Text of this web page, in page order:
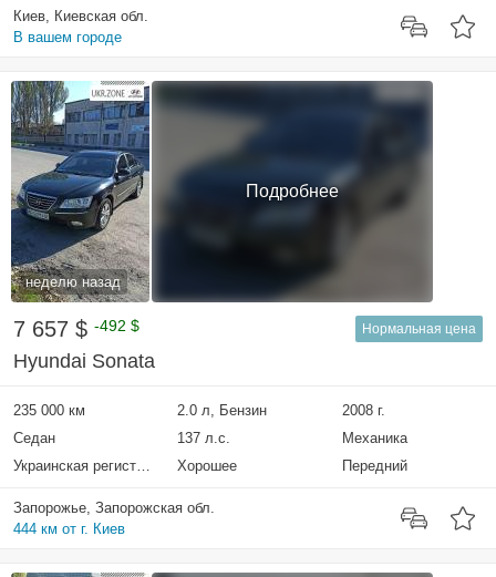
Киев, Киевская обл.
В вашем городе
неделю назад
Подробнее
7 657 $ -492 $ Нормальная цена
Hyundai Sonata
235 000 км 2.0 л, Бензин
2008 г.
Седан
137 л.с.
Механика
Украинская регистрация
Хорошее Передний
Запорожье, Запорожская обл.
444 км от г. Киев